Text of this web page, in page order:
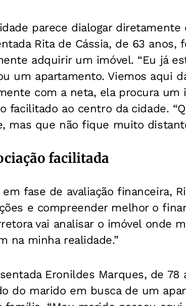
parece dialogar
Rita de Cássia, de 63 anos,
adquirir um imóvel. “Eu já
um apartamento. Viemos aqui
com a neta, ela procura
facilitado ao centro da cidade.
mas que não fique muito
facilitada
em fase de avaliação financeira,
e compreender melhor o
vai analisar o imóvel onde
na minha realidade.”
Eronildes Marques, de
do marido em busca de um